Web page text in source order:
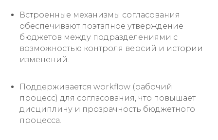
Встроенные механизмы согласования
обеспечивают поэтапное утверждение
бюджетов между подразделениями с
возможностью контроля версий и истории
изменений.
Поддерживается workflow (рабочий
процесс) для согласования, что повышает
дисциплину и прозрачность бюджетного
процесса.